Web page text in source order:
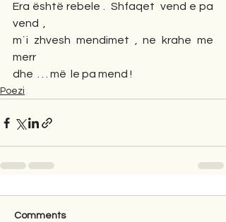
Era është rebele .  Shfaqet  vend e pa
vend  ,
m´i zhvesh mendimet , ne krahe me
merr
dhe  . . . më  le pa mend !
Poezi
Comments